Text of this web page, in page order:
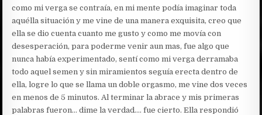
como mi verga se contraía, en mi mente podía imaginar toda
aquélla situación y me vine de una manera exquisita, creo que
ella se dio cuenta cuanto me gusto y como me movía con
desesperación, para poderme venir aun mas, fue algo que
nunca había experimentado, sentí como mi verga derramaba
todo aquel semen y sin miramientos seguía erecta dentro de
ella, logre lo que se llama un doble orgasmo, me vine dos veces
en menos de 5 minutos. Al terminar la abrace y mis primeras
palabras fueron… dime la verdad…. fue cierto. Ella respondió